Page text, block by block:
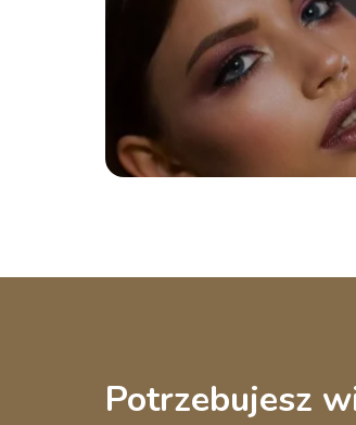
Potrzebujesz